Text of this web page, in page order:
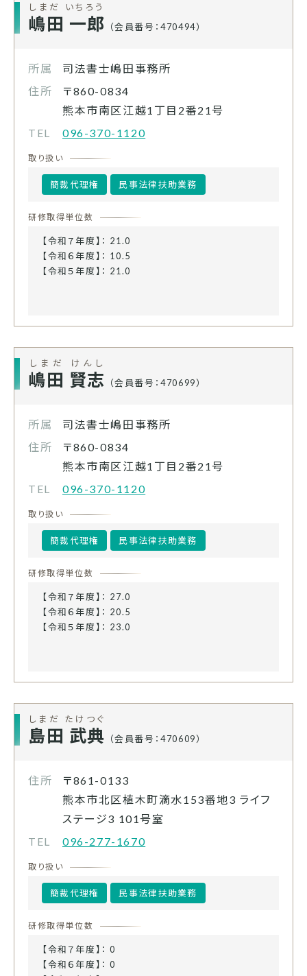
嶋田 一郎
しまだ いちろう
（会員番号：470494）
所属
司法書士嶋田事務所
住所
〒860-0834
熊本市南区江越1丁目2番21号
TEL
096-370-1120
取り扱い
簡裁代理権 民事法律扶助業務
研修取得単位数
【令和７年度】： 21.0
【令和６年度】： 10.5
【令和５年度】： 21.0
嶋田 賢志
しまだ けんし
（会員番号：470699）
所属
司法書士嶋田事務所
住所
〒860-0834
熊本市南区江越1丁目2番21号
TEL
096-370-1120
取り扱い
簡裁代理権 民事法律扶助業務
研修取得単位数
【令和７年度】： 27.0
【令和６年度】： 20.5
【令和５年度】： 23.0
島田 武典
しまだ たけつぐ
（会員番号：470609）
住所
〒861-0133
熊本市北区植木町滴水153番地3 ライフ
ステージ3 101号室
TEL
096-277-1670
取り扱い
簡裁代理権 民事法律扶助業務
研修取得単位数
【令和７年度】： 0
【令和６年度】： 0